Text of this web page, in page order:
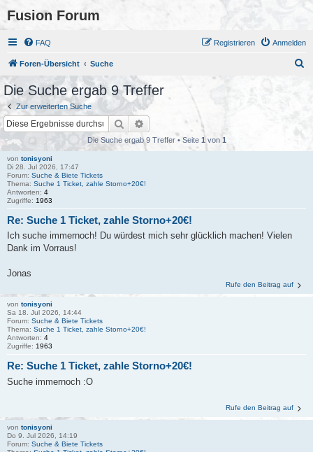
Fusion Forum
FAQ Anmelden
Registrieren
Foren-Übersicht Suche
Die Suche ergab 9 Treffer
Zur erweiterten Suche
Suche Erweiterte Suche
Die Suche ergab 9 Treffer • Seite 1 von 1
von tonisyoni
Di 28. Jul 2026, 17:47
Forum: Suche & Biete Tickets
Thema: Suche 1 Ticket, zahle Storno+20€!
Antworten: 4
Zugriffe: 1963
Re: Suche 1 Ticket, zahle Storno+20€!
Ich suche immernoch! Du würdest mich sehr glücklich machen! Vielen
Dank im Vorraus!
Jonas
Rufe den Beitrag auf
von tonisyoni
Sa 18. Jul 2026, 14:44
Forum: Suche & Biete Tickets
Thema: Suche 1 Ticket, zahle Storno+20€!
Antworten: 4
Zugriffe: 1963
Re: Suche 1 Ticket, zahle Storno+20€!
Suche immernoch :O
Rufe den Beitrag auf
von tonisyoni
Do 9. Jul 2026, 14:19
Forum: Suche & Biete Tickets